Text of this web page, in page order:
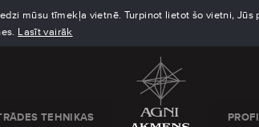
mūsu tīmekļa vietnē. Turpinot lietot šo vietni,
Lasīt vairāk
TEHNIKAS